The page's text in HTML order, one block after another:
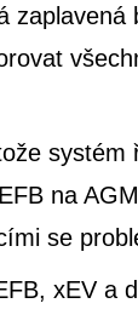
zaplavená
systém
na
se
xEV a